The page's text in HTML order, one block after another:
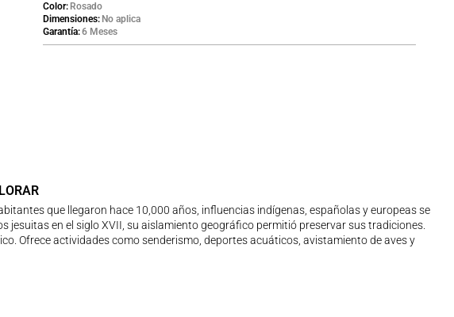
Color Rosado
Dimensiones No aplica
Garantía 6 Meses
que llegaron hace 10,000 años, influencias indígenas, españolas y europeas se
en el siglo XVII, su aislamiento geográfico permitió preservar sus tradiciones.
Ofrece actividades como senderismo, deportes acuáticos, avistamiento de aves y